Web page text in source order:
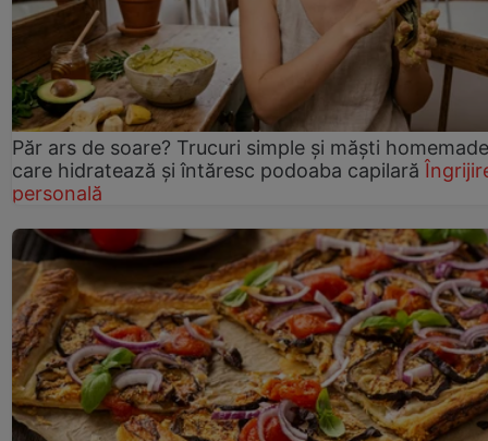
Păr ars de soare? Trucuri simple și măști homemade
care hidratează și întăresc podoaba capilară
personală